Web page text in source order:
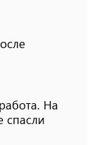
На
спасли